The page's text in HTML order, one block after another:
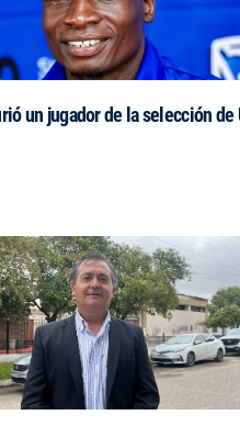
un jugador de la selección